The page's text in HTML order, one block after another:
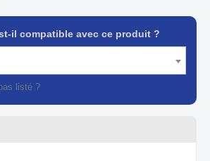
il compatible avec ce produit ?
listé ?